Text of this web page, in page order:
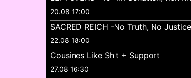
20.08 17:00
SACRED REICH -No Truth, No
22.08 18:00
Cousines Like Shit + Support
27.08 16:30